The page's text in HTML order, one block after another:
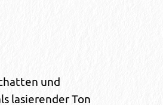
und
lasierender Ton